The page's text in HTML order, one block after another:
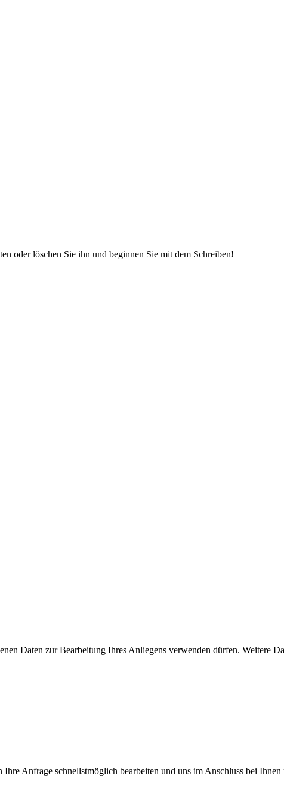
oder löschen Sie ihn und beginnen Sie mit dem Schreiben!
Daten zur Bearbeitung Ihres Anliegens verwenden dürfen. Weitere
Anfrage schnellstmöglich bearbeiten und uns im Anschluss bei Ihnen